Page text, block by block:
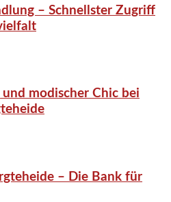
– Schnellster Zugriff
modischer Chic bei
– Die Bank für